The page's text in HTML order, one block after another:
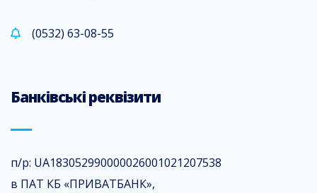
(0532) 63-08-55
Банківські реквізити
п/р: UA183052990000026001021207538
в ПАТ КБ «ПРИВАТБАНК»,